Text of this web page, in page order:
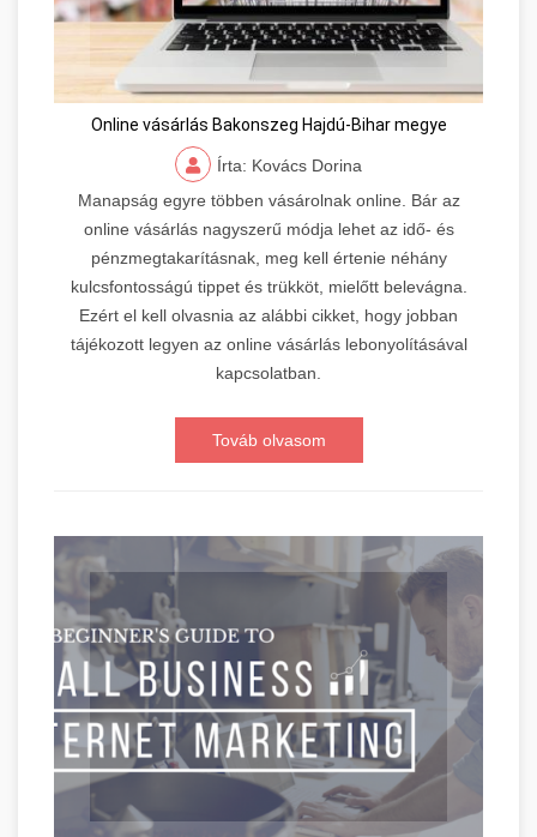
Online vásárlás Bakonszeg Hajdú-Bihar megye
Írta: Kovács Dorina
Manapság egyre többen vásárolnak online. Bár az
online vásárlás nagyszerű módja lehet az idő- és
pénzmegtakarításnak, meg kell értenie néhány
kulcsfontosságú tippet és trükköt, mielőtt belevágna.
Ezért el kell olvasnia az alábbi cikket, hogy jobban
tájékozott legyen az online vásárlás lebonyolításával
kapcsolatban.
Továb olvasom